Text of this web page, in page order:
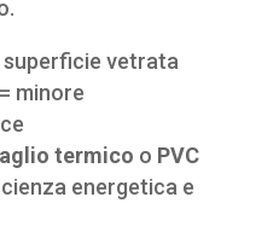
superficie vetrata
= minore
termico o PVC
energetica e